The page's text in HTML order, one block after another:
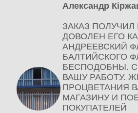
Александр
ЗАКАЗ
ДОВОЛЕН ЕГО
АНДРЕЕВСКИЙ
БАЛТИЙСКОГО
БЕСПОДОБНЫ.
ВАШУ РАБОТУ.
ПРОЦВЕТАНИЯ
МАГАЗИНУ И
ПОКУПАТЕЛЕЙ